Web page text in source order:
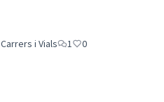
Carrers i Vials 1
0